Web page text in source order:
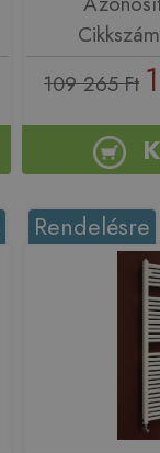
109 265 Ft
Rendelésre